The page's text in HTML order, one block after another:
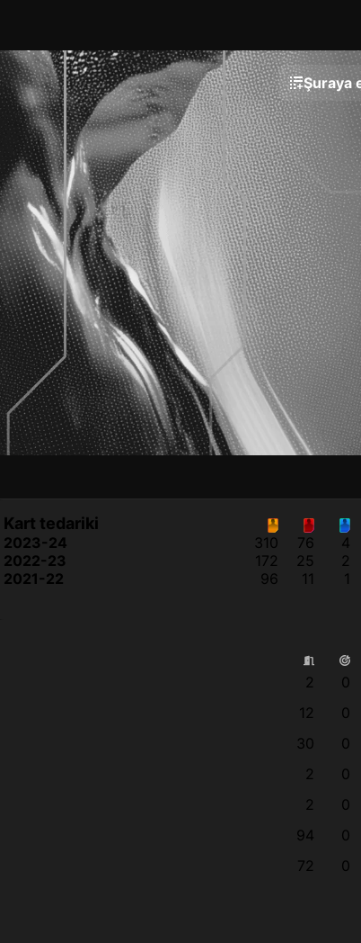
Şuraya
Kart tedariki
2023-24 310 76
4
2022-23
172 25
2
2021-22
96 11 1
2
0
12
0
30
0
2
0
2
0
94
0
72 0